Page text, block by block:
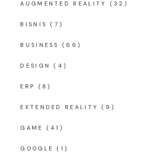
AUGMENTED REALITY (32)
BISNIS (7)
BUSINESS (66)
DESIGN (4)
ERP (8)
EXTENDED REALITY (9)
GAME (41)
GOOGLE (1)